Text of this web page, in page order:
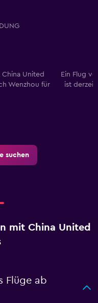
United
Wenzhou für
Ein Flug
ist
suchen
mit China United
Flüge ab